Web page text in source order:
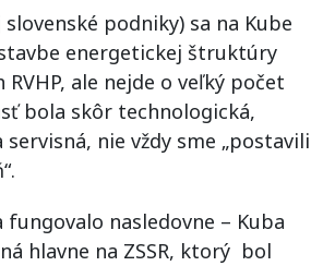
slovenské podniky) sa na Kube
energetickej štruktúry
RVHP, ale nejde o veľký počet
bola skôr technologická,
servisná, nie vždy sme „postavili
nasledovne – Kuba
hlavne na ZSSR, ktorý bol